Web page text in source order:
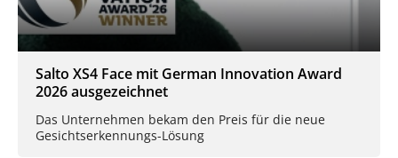
Salto XS4 Face mit German Innovation Award
2026 ausgezeichnet
Das Unternehmen bekam den Preis für die neue
Gesichtserkennungs-Lösung